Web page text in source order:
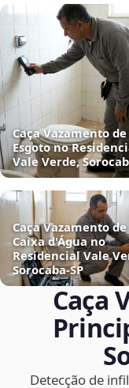
Caça Vazamento de
Esgoto no
Vale Verde,
Caça Vazamento de
Caixa d'Água no
Residencial Vale
Sorocaba‑SP
Caça
Detecção de